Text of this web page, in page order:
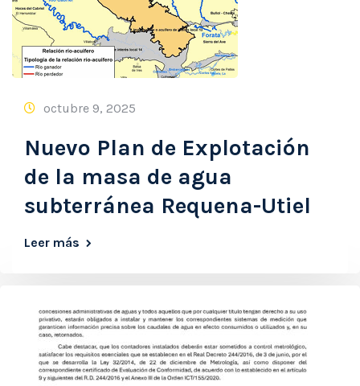
octubre 9, 2025
Nuevo Plan de Explotación
de la masa de agua
subterránea Requena-Utiel
Leer más